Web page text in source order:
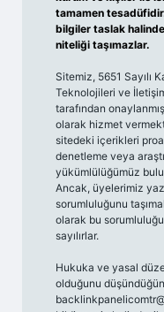
tamamen
bilgiler taslak
niteliği taşımazlar.
Sitemiz, 5651 Sayılı
Teknolojileri ve
tarafından
olarak hizmet
sitedeki içerikleri
denetleme veya
yükümlülüğümüz
Ancak, üyelerimiz
sorumluluğunu
olarak bu
sayılırlar.
Hukuka ve yasal
olduğunu